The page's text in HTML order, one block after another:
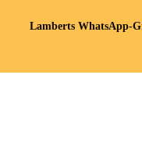
Lamberts WhatsApp-